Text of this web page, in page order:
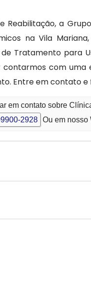
Reabilitação, a
na Vila
Tratamento para
contarmos com
Entre em contato e
em contato sobre
2928 Ou em nosso